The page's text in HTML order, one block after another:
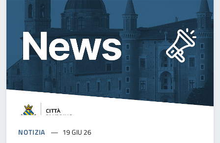
NOTIZIA 19 GIU 26